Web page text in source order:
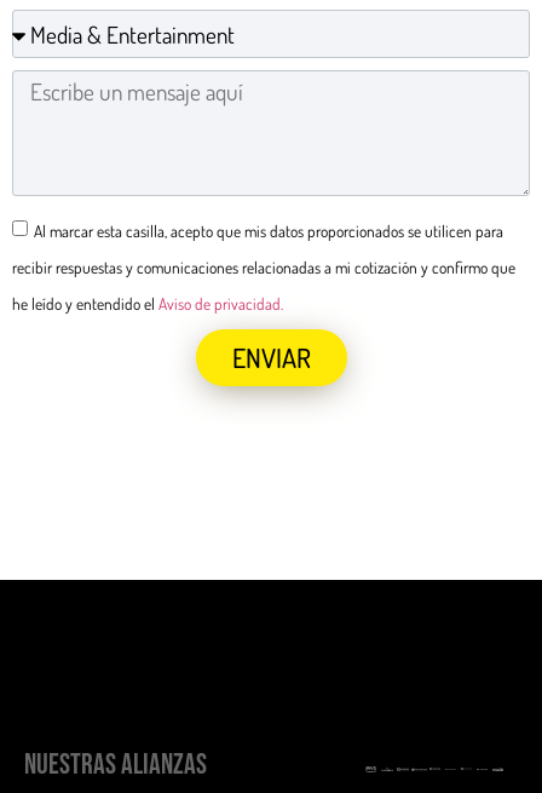
Al marcar esta casilla, acepto que mis datos proporcionados se utilicen para
recibir respuestas y comunicaciones relacionadas a mi cotización y confirmo que
he leído y entendido el Aviso de privacidad.
ENVIAR
NUESTRAS ALIANZAS